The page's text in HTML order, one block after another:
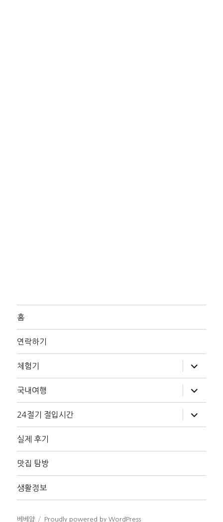
홈
연락하기
체험기
위
메
확
장
국내여행
위
메
확
장
24절기 절입시간
위
메
장
실제 후기
맛집 탐방
생활정보
베베얌 Proudly powered by WordPress